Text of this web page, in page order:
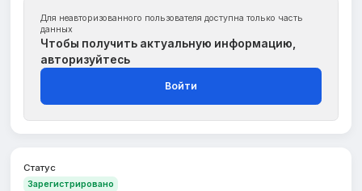
Для неавторизованного пользователя доступна только часть
данных
Чтобы получить актуальную информацию,
авторизуйтесь
Войти
Статус
Зарегистрировано